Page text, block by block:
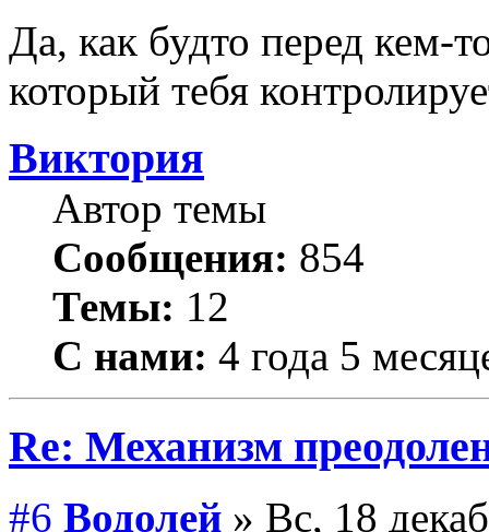
Да, как будто перед кем-
который тебя
Виктория
Автор темы
Сообщения: 854
Темы: 12
С нами: 4 года 5
Re: Механизм
#6 Водолей » Вс, 18